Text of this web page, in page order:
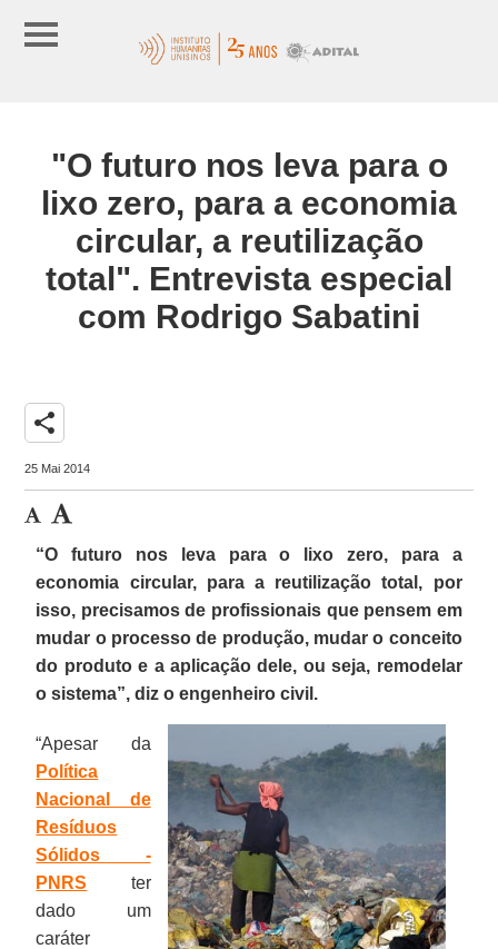
"O futuro nos leva para o
lixo zero, para a economia
circular, a reutilização
total". Entrevista especial
com Rodrigo Sabatini
share
25 Mai 2014
“O futuro nos leva para o lixo zero, para a
economia circular, para a reutilização total, por
isso, precisamos de profissionais que pensem em
mudar o processo de produção, mudar o conceito
do produto e a aplicação dele, ou seja, remodelar
o sistema”, diz o engenheiro civil.
“Apesar da
Política
Nacional de
Resíduos
Sólidos -
PNRS ter
dado um
caráter